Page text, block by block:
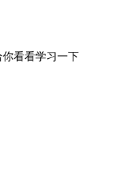
看看学习一下